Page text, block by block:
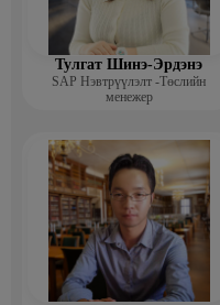
Тулгат Шинэ-Эрдэнэ
SAP Нэвтрүүлэлт -Төслийн
менежер